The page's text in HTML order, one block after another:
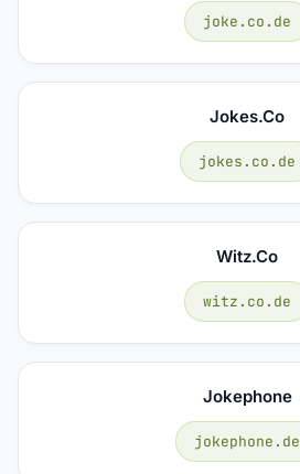
joke.co.de
Jokes.co
jokes.co.de
Witz.co
witz.co.de
Jokephone
jokephone.de